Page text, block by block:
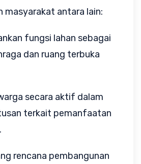
antara lain:
fungsi lahan sebagai
dan ruang terbuka
secara aktif dalam
terkait pemanfaatan
rencana pembangunan